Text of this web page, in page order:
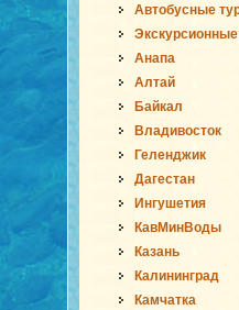
Автобусные
Анапа
Алтай
Байкал
Владивосток
Геленджик
Дагестан
Ингушетия
КавМинВоды
Казань
Калининград
Камчатка